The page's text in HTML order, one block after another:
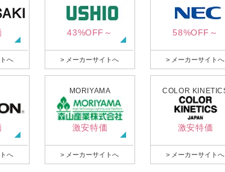
へ
43%OFF～
> メーカーサイトへ
58%OFF～
> メーカーサイトへ
へ
MORIYAMA
激安特価
> メーカーサイトへ
COLOR
激安特価
> メーカーサイトへ